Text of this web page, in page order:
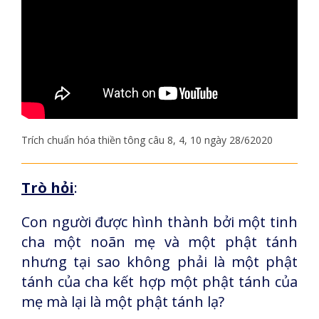
Trích chuẩn hóa thiền tông câu 8, 4, 10 ngày 28/62020
Trò hỏi:
Con người được hình thành bởi một tinh
cha một noãn mẹ và một phật tánh
nhưng tại sao không phải là một phật
tánh của cha kết hợp một phật tánh của
mẹ mà lại là một phật tánh lạ?